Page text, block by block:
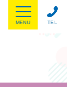
TEL
MENU